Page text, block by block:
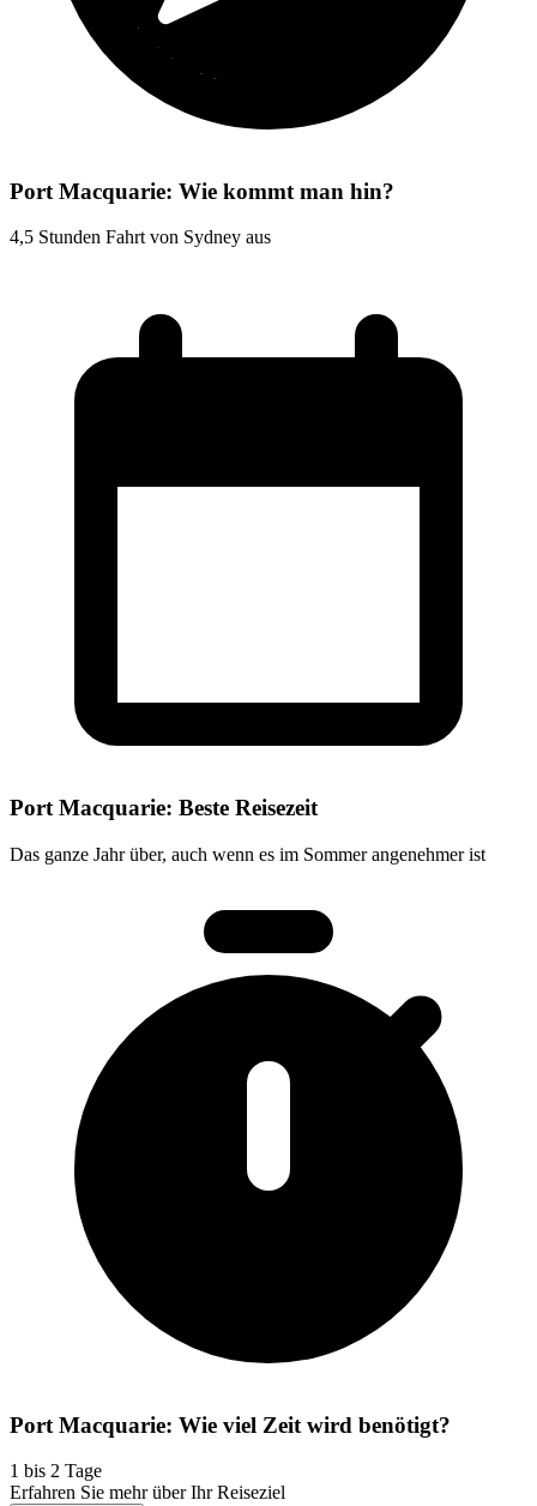
Port Macquarie: Wie kommt man hin?
4,5 Stunden Fahrt von Sydney aus
Port Macquarie: Beste Reisezeit
Das ganze Jahr über, auch wenn es im Sommer angenehmer ist
Port Macquarie: Wie viel Zeit wird benötigt?
1 bis 2 Tage
Erfahren Sie mehr über Ihr Reiseziel